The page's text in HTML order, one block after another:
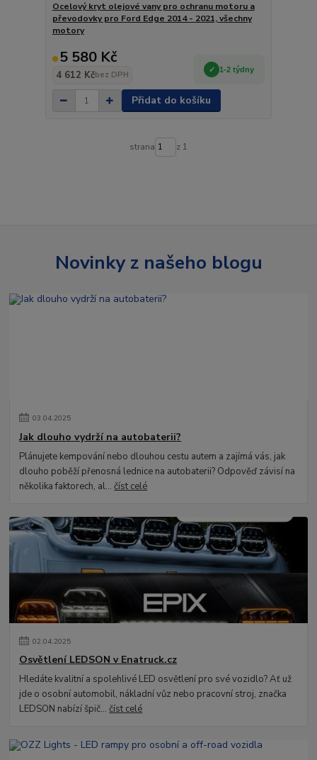
Ocelový kryt olejové vany pro ochranu motoru a
převodovky pro Ford Edge 2014 - 2021, všechny
motory
5 580 Kč
4 612 Kčbez DPH
1-2 týdny
Přidat do košíku
strana z 1
Novinky z našeho blogu
03.04.2025
Jak dlouho vydrží na autobaterii?
Plánujete kempování nebo dlouhou cestu autem a zajímá vás, jak
dlouho poběží přenosná lednice na autobaterii? Odpověď závisí na
několika faktorech, al...číst celé
02.04.2025
Osvětlení LEDSON v Enatruck.cz
Hledáte kvalitní a spolehlivé LED osvětlení pro své vozidlo? Ať už
jde o osobní automobil, nákladní vůz nebo pracovní stroj, značka
LEDSON nabízí špič...číst celé